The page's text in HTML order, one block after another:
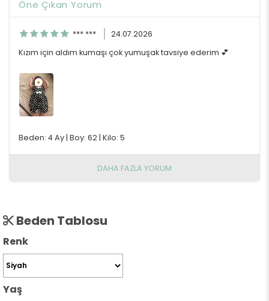
Öne Çıkan Yorum
*** ***
24.07.2026
Kızım için aldım kumaşı çok yumuşak tavsiye ederim 💕
Beden: 4 Ay | Boy: 62 | Kilo: 5
DAHA FAZLA YORUM
Beden Tablosu
Renk
Yaş